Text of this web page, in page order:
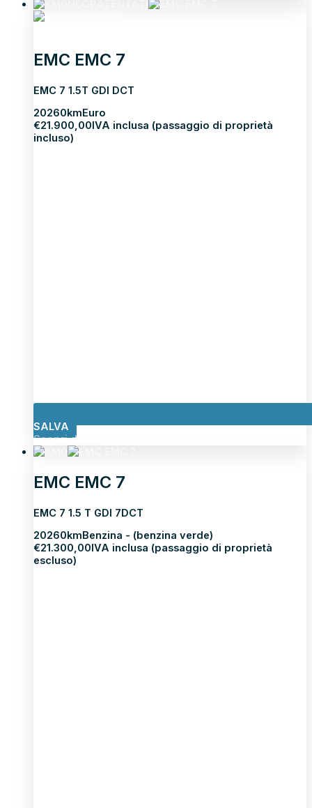
EMC EMC 7
EMC 7 1.5T GDI DCT
20260kmEuro
€21.900,00IVA inclusa (passaggio di proprietà
incluso)
SALVA
Scopri di più
EMC EMC 7
EMC 7 1.5 T GDI 7DCT
20260kmBenzina - (benzina verde)
€21.300,00 IVA inclusa (passaggio di proprietà
escluso)